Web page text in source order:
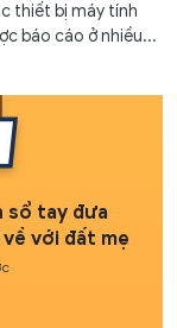
thiết bị máy tính
báo cáo ở nhiều...
sổ tay đưa
với đất mẹ